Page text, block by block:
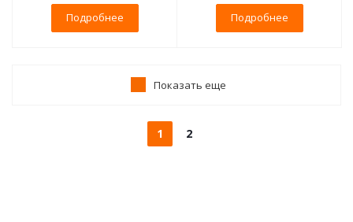
Подробнее Подробнее
Показать еще
1 2